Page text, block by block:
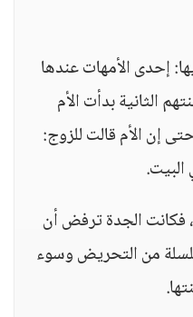
إحدى الأمهات عندها
الثانية بدأت الأم
إن الأم قالت للزوج:
البيت.
فكانت الجدة ترفض أن
من التحريض وسوء